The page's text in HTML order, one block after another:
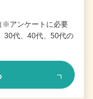
※アンケートに必要
代、40代、50代の